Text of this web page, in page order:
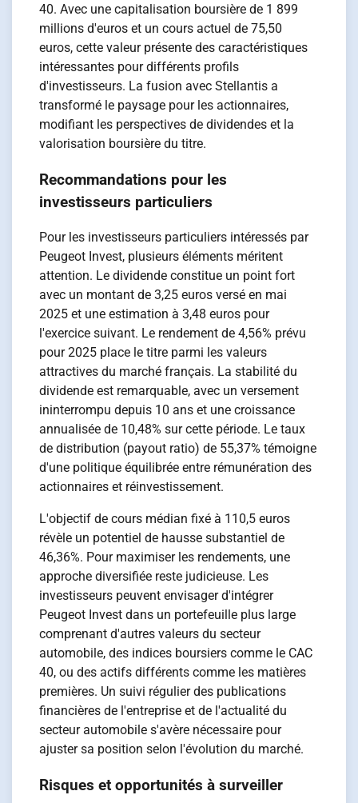
40. Avec une capitalisation boursière de 1 899
millions d'euros et un cours actuel de 75,50
euros, cette valeur présente des caractéristiques
intéressantes pour différents profils
d'investisseurs. La fusion avec Stellantis a
transformé le paysage pour les actionnaires,
modifiant les perspectives de dividendes et la
valorisation boursière du titre.
Recommandations pour les
investisseurs particuliers
Pour les investisseurs particuliers intéressés par
Peugeot Invest, plusieurs éléments méritent
attention. Le dividende constitue un point fort
avec un montant de 3,25 euros versé en mai
2025 et une estimation à 3,48 euros pour
l'exercice suivant. Le rendement de 4,56% prévu
pour 2025 place le titre parmi les valeurs
attractives du marché français. La stabilité du
dividende est remarquable, avec un versement
ininterrompu depuis 10 ans et une croissance
annualisée de 10,48% sur cette période. Le taux
de distribution (payout ratio) de 55,37% témoigne
d'une politique équilibrée entre rémunération des
actionnaires et réinvestissement.
L'objectif de cours médian fixé à 110,5 euros
révèle un potentiel de hausse substantiel de
46,36%. Pour maximiser les rendements, une
approche diversifiée reste judicieuse. Les
investisseurs peuvent envisager d'intégrer
Peugeot Invest dans un portefeuille plus large
comprenant d'autres valeurs du secteur
automobile, des indices boursiers comme le CAC
40, ou des actifs différents comme les matières
premières. Un suivi régulier des publications
financières de l'entreprise et de l'actualité du
secteur automobile s'avère nécessaire pour
ajuster sa position selon l'évolution du marché.
Risques et opportunités à surveiller